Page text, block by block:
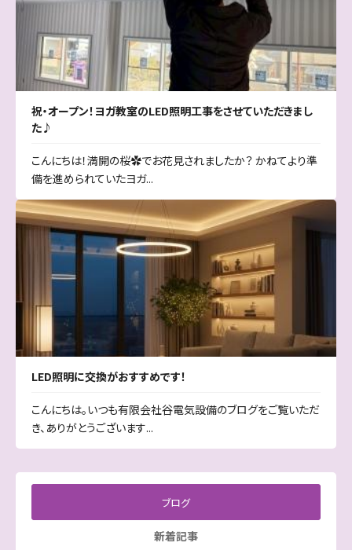
祝・オープン！ヨガ教室のLED照明工事をさせていただきまし
た♪
こんにちは！満開の桜✿でお花見されましたか？ かねてより準
備を進められていたヨガ...
LED照明に交換がおすすめです！
こんにちは。いつも有限会社谷電気設備のブログをご覧いただ
き、ありがとうございます...
ブログ
新着記事